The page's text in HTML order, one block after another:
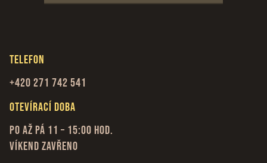
Telefon
+420 271 742 541
Otevírací doba
Po až Pá 11 – 15:00 hod.
Víkend zavřeno